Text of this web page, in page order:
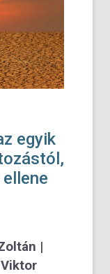
egyik
|